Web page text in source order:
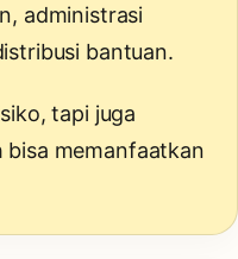
administrasi
bantuan.
tapi juga
bisa memanfaatkan